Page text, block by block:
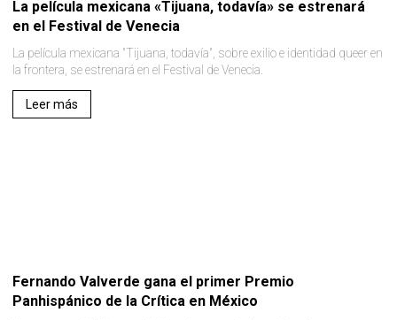
La película mexicana «Tijuana, todavía» se estrenará
en el Festival de Venecia
La película mexicana "Tijuana, todavía", sobre exilio e identidad queer en
la frontera, se estrenará en el Festival de Venecia.
Leer más
Fernando Valverde gana el primer Premio
Panhispánico de la Crítica en México